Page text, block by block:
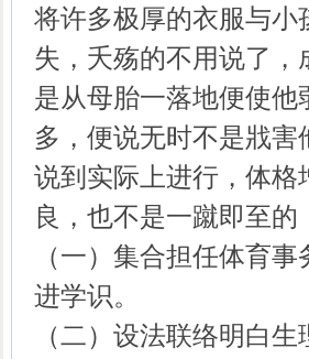
将许多极厚的衣服与
失，夭殇的不用说了
是从母胎一落地便使
多，便说无时不是戕
说到实际上进行，体
良，也不是一蹴即至的
（一）集合担任体育
进学识。
（二）设法联络明白